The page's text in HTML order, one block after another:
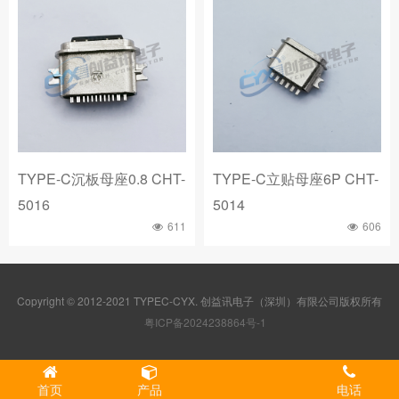
TYPE-C沉板母座0.8 CHT-
5016
611
TYPE-C立贴母座6P CHT-
5014
606
Copyright © 2012-2021 TYPEC-CYX. 创益讯电子（深圳）有限公司版权所有
粤ICP备2024238864号-1
首页 产品 电话